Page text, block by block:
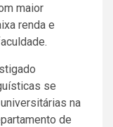
maior
renda e
se
na
de